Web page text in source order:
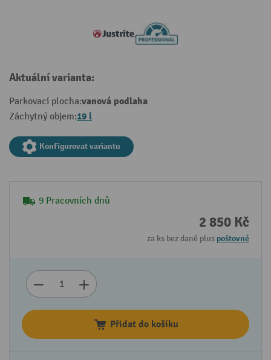
Aktuální varianta:
Parkovací plocha:vanová podlaha
Záchytný objem:19 l
Konfigurovat variantu
9 Pracovních dnů
2 850 Kč
za ks bez daně plus poštovné
Přidat do košíku